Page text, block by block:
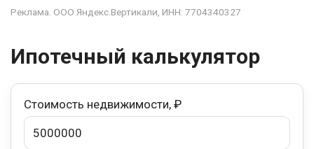
Реклама. ООО Яндекс.Вертикали, ИНН: 7704340327
Ипотечный калькулятор
Стоимость недвижимости, ₽